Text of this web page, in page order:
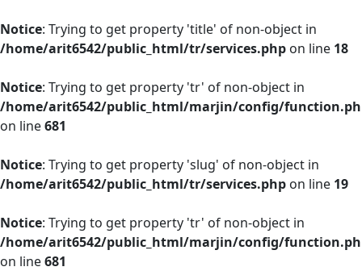
Notice: Trying to get property 'title' of non-object in
/home/arit6542/public_html/tr/services.php on line 18
Notice: Trying to get property 'tr' of non-object in
/home/arit6542/public_html/marjin/config/
on line681
Notice: Trying to get property 'slug' of non-object in
/home/arit6542/public_html/tr/services.php on line 19
Notice: Trying to get property 'tr' of non-object in
/home/arit6542/public_html/marjin/config/
on line681